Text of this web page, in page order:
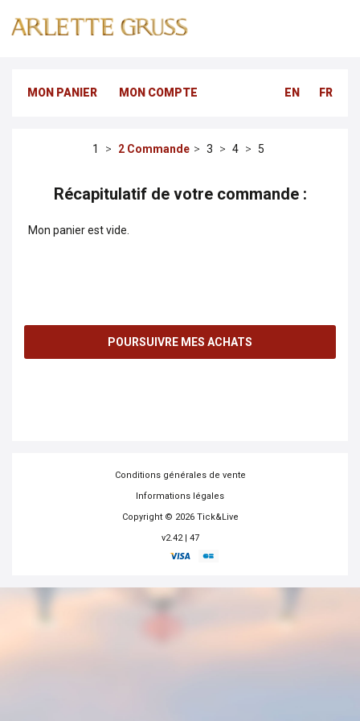
FR
EN
MON PANIER MON COMPTE
Commande
Récapitulatif de votre commande :
Mon panier est vide.
Conditions générales de vente
Informations légales
Copyright © 2026 Tick&Live
v2.42 | 47